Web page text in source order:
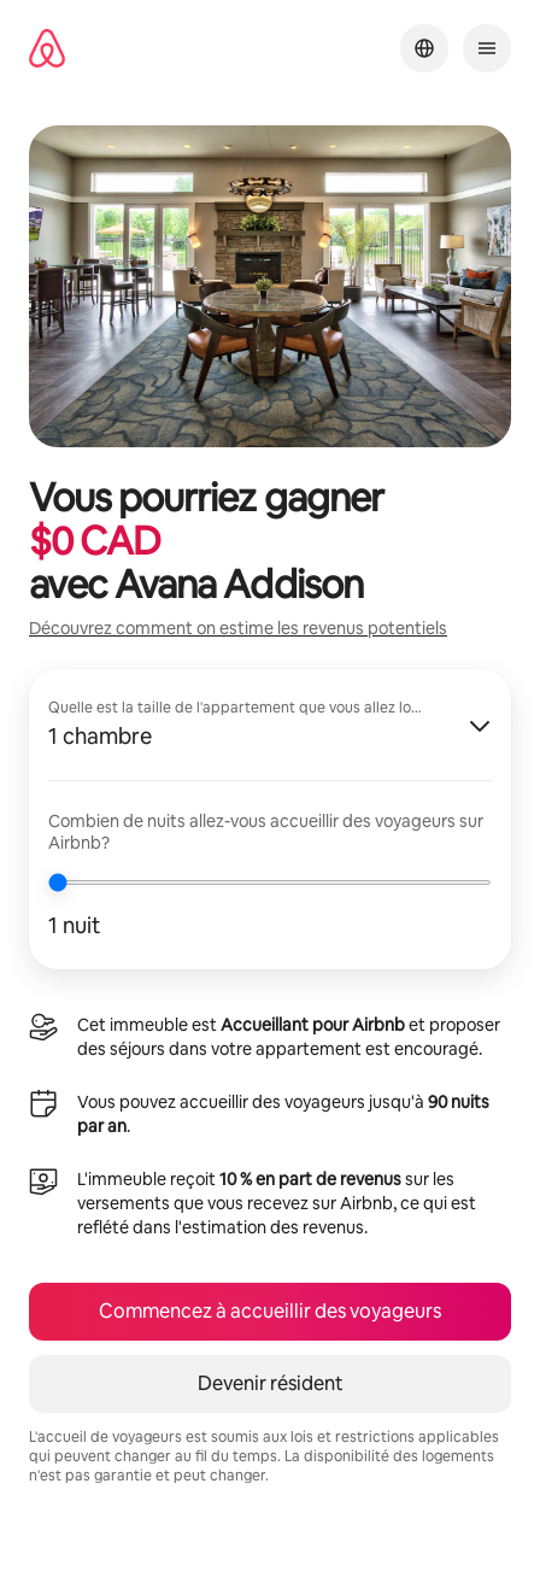
directement
Vous pourriez gagner
$0CAD
avecAvana Addison
Découvrez comment on estime les revenus potentiels
Quelle est la taille de l'appartement que vous allez louer?
1 chambre
Combien de nuits allez-vous accueillir des voyageurs sur
Airbnb?
1 nuit
Cet immeuble estAccueillant pour Airbnbet proposer
des séjours dans votre appartement est encouragé.
Vous pouvez accueillir des voyageurs jusqu'à 90 nuits
par an.
L'immeuble reçoit10 % en part de revenussur les
versements que vous recevez sur Airbnb, ce qui est
reflété dans l'estimation des revenus.
Commencez à accueillir des voyageurs
Devenir résident
L'accueil de voyageurs est soumis aux lois et restrictions applicables
qui peuvent changer au fil du temps. La disponibilité des logements
n'est pas garantie et peut changer.